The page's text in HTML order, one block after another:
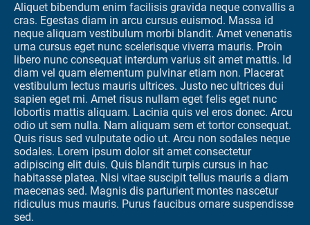
Aliquet bibendum enim facilisis gravida neque convallis a
cras. Egestas diam in arcu cursus euismod. Massa id
neque aliquam vestibulum morbi blandit. Amet venenatis
urna cursus eget nunc scelerisque viverra mauris. Proin
libero nunc consequat interdum varius sit amet mattis. Id
diam vel quam elementum pulvinar etiam non. Placerat
vestibulum lectus mauris ultrices. Justo nec ultrices dui
sapien eget mi. Amet risus nullam eget felis eget nunc
lobortis mattis aliquam. Lacinia quis vel eros donec. Arcu
odio ut sem nulla. Nam aliquam sem et tortor consequat.
Quis risus sed vulputate odio ut. Arcu non sodales neque
sodales. Lorem ipsum dolor sit amet consectetur
adipiscing elit duis. Quis blandit turpis cursus in hac
habitasse platea. Nisi vitae suscipit tellus mauris a diam
maecenas sed. Magnis dis parturient montes nascetur
ridiculus mus mauris. Purus faucibus ornare suspendisse
sed.